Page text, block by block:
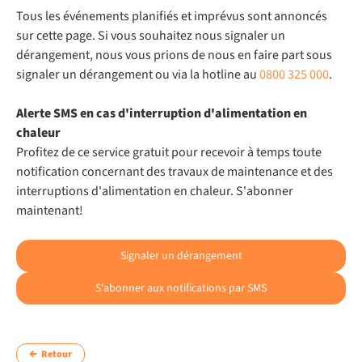
Tous les événements planifiés et imprévus sont annoncés
sur cette page. Si vous souhaitez nous signaler un
dérangement, nous vous prions de nous en faire part sous
signaler un dérangement ou via la hotline au0800 325 000.
Alerte SMS en cas d'interruption d'alimentation en
chaleur
Profitez de ce service gratuit pour recevoir à temps toute
notification concernant des travaux de maintenance et des
interruptions d'alimentation en chaleur. S'abonner
maintenant!
Signaler un dérangement
S'abonner aux notifications par SMS
Retour